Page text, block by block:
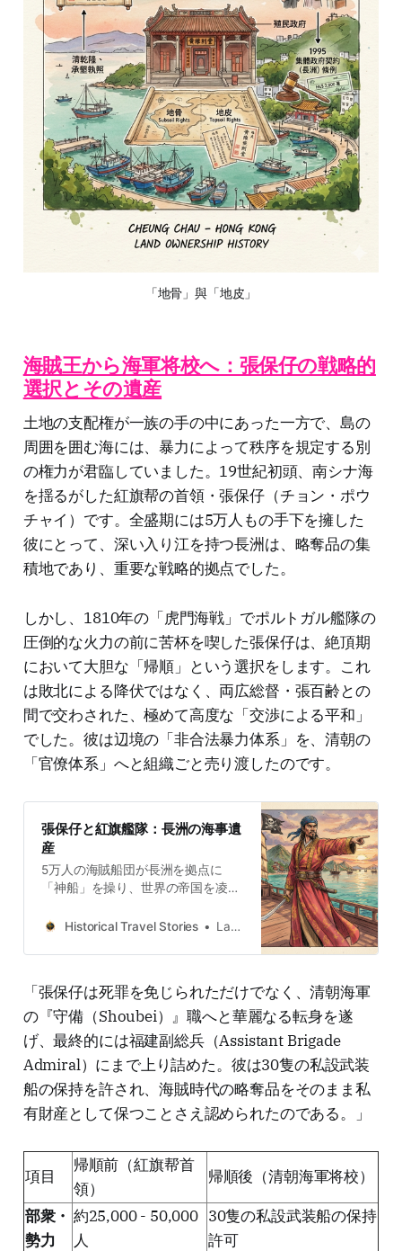
「地骨」與「地皮」
海賊王から海軍将校へ：張保仔の戦略的
選択とその遺産
土地の支配権が一族の手の中にあった一方で、島の
周囲を囲む海には、暴力によって秩序を規定する別
の権力が君臨していました。19世紀初頭、南シナ海
を揺るがした紅旗帮の首領・張保仔（チョン・ポウ
チャイ）です。全盛期には5万人もの手下を擁した
彼にとって、深い入り江を持つ長洲は、略奪品の集
積地であり、重要な戦略的拠点でした。
しかし、1810年の「虎門海戦」でポルトガル艦隊の
圧倒的な火力の前に苦杯を喫した張保仔は、絶頂期
において大胆な「帰順」という選択をします。これ
は敗北による降伏ではなく、両広総督・張百齢との
間で交わされた、極めて高度な「交渉による平和」
でした。彼は辺境の「非合法暴力体系」を、清朝の
「官僚体系」へと組織ごと売り渡したのです。
張保仔と紅旗艦隊：長洲の海事遺
産
5万人の海賊船団が長洲を拠点に
「神船」を操り、世界の帝国を凌駕
を深く掘り下げる。
Historical Travel Stories Lawrence
「張保仔は死罪を免じられただけでなく、清朝海軍
の『守備（Shoubei）』職へと華麗なる転身を遂
げ、最終的には福建副総兵（Assistant Brigade
Admiral）にまで上り詰めた。彼は30隻の私設武装
船の保持を許され、海賊時代の略奪品をそのまま私
有財産として保つことさえ認められたのである。」
項目
帰順前（紅旗帮首
領）
帰順後（清朝海軍将校）
部衆・
勢力
約25,000 - 50,000
人
30隻の私設武装船の保持
許可